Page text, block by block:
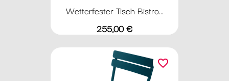
Wetterfester Tisch Bistro...
Preis
255,00 €
favorite_border